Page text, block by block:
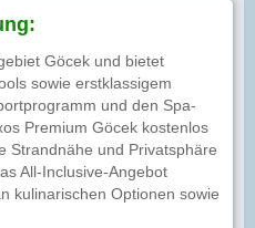
Göcek und bietet
sowie erstklassigem
und den Spa-
Premium Göcek kostenlos
Strandnähe und Privatsphäre
All-Inclusive-Angebot
kulinarischen Optionen sowie